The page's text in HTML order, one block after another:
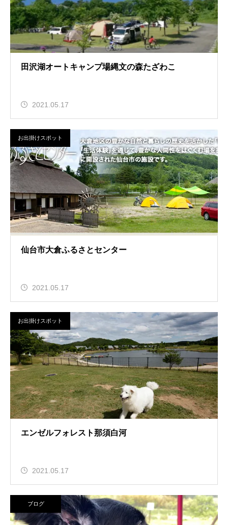
田沢湖オートキャンプ場縄文の森たざわこ
2021.05.17
お出掛けスポット
仙台市大倉ふるさとセンター
2021.05.17
お出掛けスポット
エンゼルフォレスト那須白河
2021.05.17
ブログ